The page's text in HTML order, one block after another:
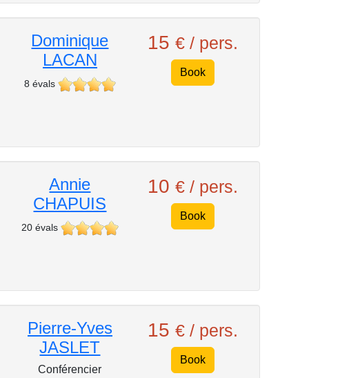
Dominique
LACAN
8 évals
15€ / pers.
Book
Annie
CHAPUIS
20 évals
10€ / pers.
Book
Pierre-Yves
JASLET
Conférencier
15€ / pers.
Book